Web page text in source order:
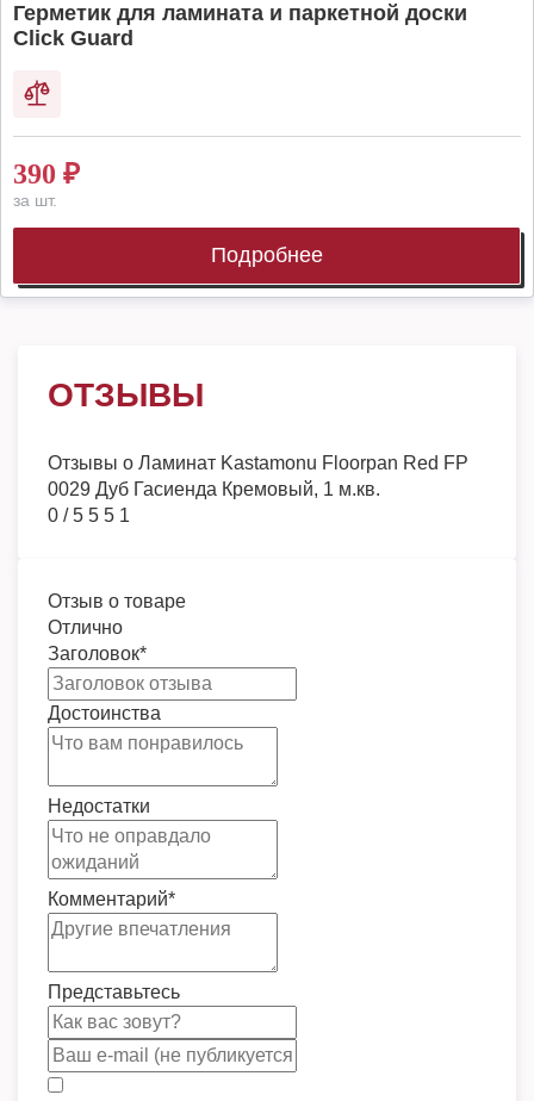
Герметик для ламината и паркетной доски
Click Guard
390 ₽
за шт.
Подробнее
ОТЗЫВЫ
Отзывы о Ламинат Kastamonu Floorpan Red FP
0029 Дуб Гасиенда Кремовый, 1 м.кв.
0 /5 5 5 1
Отзыв о товаре
Отлично
Заголовок*
Достоинства
Недостатки
Комментарий*
Представьтесь